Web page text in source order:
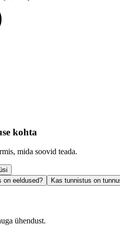
kohta
mida soovid teada.
on eeldused? Kas tunnistus on
ühendust.